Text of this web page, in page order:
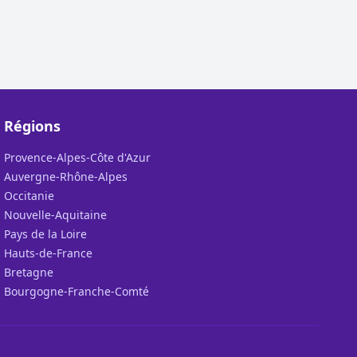
Régions
Provence-Alpes-Côte d'Azur
Auvergne-Rhône-Alpes
Occitanie
Nouvelle-Aquitaine
Pays de la Loire
Hauts-de-France
Bretagne
Bourgogne-Franche-Comté